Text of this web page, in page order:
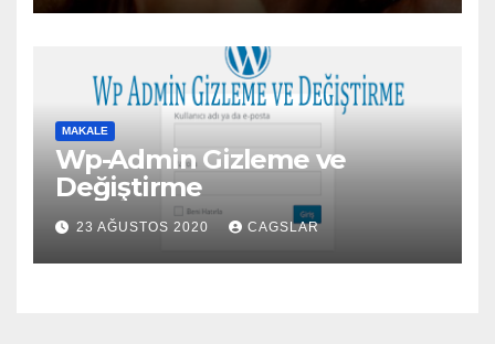
MAKALE
Wp-Admin Gizleme ve
Değiştirme
23 AĞUSTOS 2020 CAGSLAR